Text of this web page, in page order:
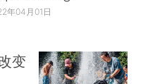
年04月01日
变